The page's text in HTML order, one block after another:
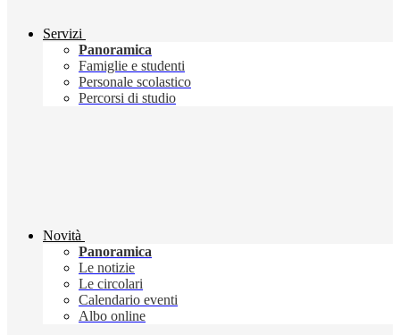
Servizi
Panoramica
Famiglie e studenti
Personale scolastico
Percorsi di studio
Novità
Panoramica
Le notizie
Le circolari
Calendario eventi
Albo online